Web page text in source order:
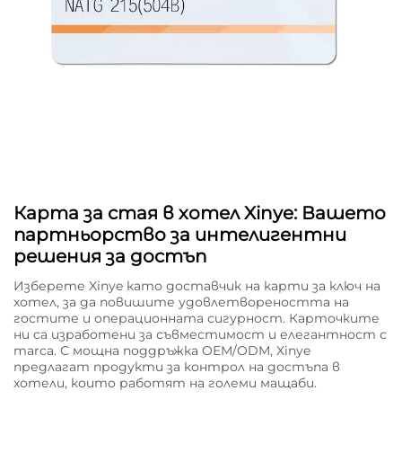
Карта за стая в хотел Xinye: Вашето
партньорство за интелигентни
решения за достъп
Изберете Xinye като доставчик на карти за ключ на
хотел, за да повишите удовлетвореността на
гостите и операционната сигурност. Карточките
ни са изработени за съвместимост и елегантност с
marca. С мощна поддръжка OEM/ODM, Xinye
предлагат продукти за контрол на достъпа в
хотели, които работят на големи мащаби.